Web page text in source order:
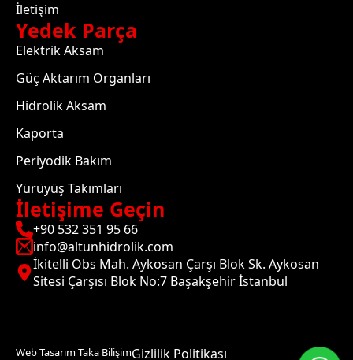
İletişim
Yedek Parça
Elektrik Aksam
Güç Aktarım Organları
Hidrolik Aksam
Kaporta
Periyodik Bakım
Yürüyüş Takımları
İletişime Geçin
+90 532 351 95 66
info@altunhidrolik.com
İkitelli Obs Mah. Aykosan Çarşı Blok Sk. Aykosan
Sitesi Çarşısı Blok No:7 Başakşehir İstanbul
Web Tasarım Taka BilişimGizlilik Politikası